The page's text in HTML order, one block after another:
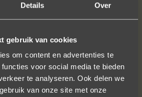
Details Over
gebruik van cookies
om content en advertenties te
voor social media te bieden
te analyseren. Ook delen we
van onze site met onze
OP SOCIALE MEDIA